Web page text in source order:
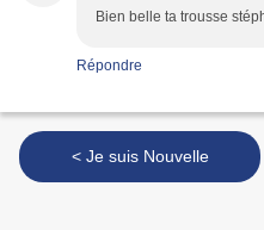
Bien belle ta trousse
Répondre
< Je suis Nouvelle